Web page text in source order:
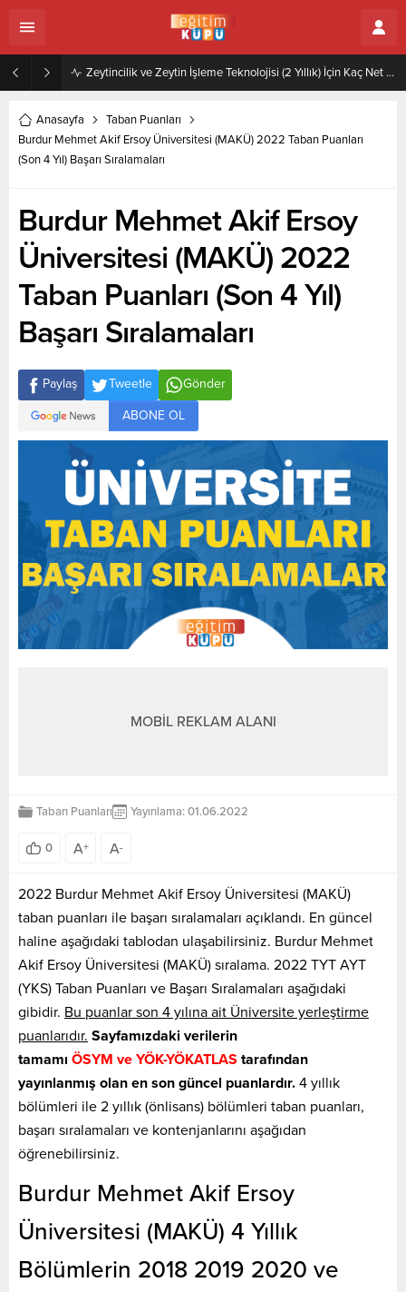
Zeytincilik ve Zeytin İşleme Teknolojisi (2 Yıllık) İçin Kaç Net Gerekir 2022
Anasayfa
Taban Puanları
Burdur Mehmet Akif Ersoy Üniversitesi (MAKÜ) 2022 Taban Puanları
(Son 4 Yıl) Başarı Sıralamaları
Burdur Mehmet Akif Ersoy
Üniversitesi (MAKÜ) 2022
Taban Puanları (Son 4 Yıl)
Başarı Sıralamaları
Paylaş Tweetle Gönder
ABONE OL
MOBİL REKLAM ALANI
Taban Puanları Yayınlama: 01.06.2022
0 A+ A-
2022 Burdur Mehmet Akif Ersoy Üniversitesi (MAKÜ)
taban puanları ile başarı sıralamaları açıklandı. En güncel
haline aşağıdaki tablodan ulaşabilirsiniz. Burdur Mehmet
Akif Ersoy Üniversitesi (MAKÜ) sıralama. 2022 TYT AYT
(YKS) Taban Puanları ve Başarı Sıralamaları aşağıdaki
gibidir. Bu puanlar son 4 yılına ait Üniversite yerleştirme
puanlarıdır. Sayfamızdaki verilerin
tamamı ÖSYM ve YÖK-YÖKATLAS tarafından
yayınlanmış olan en son güncel puanlardır. 4 yıllık
bölümleri ile 2 yıllık (önlisans) bölümleri taban puanları,
başarı sıralamaları ve kontenjanlarını aşağıdan
öğrenebilirsiniz.
Burdur Mehmet Akif Ersoy
Üniversitesi (MAKÜ) 4 Yıllık
Bölümlerin 2018 2019 2020 ve